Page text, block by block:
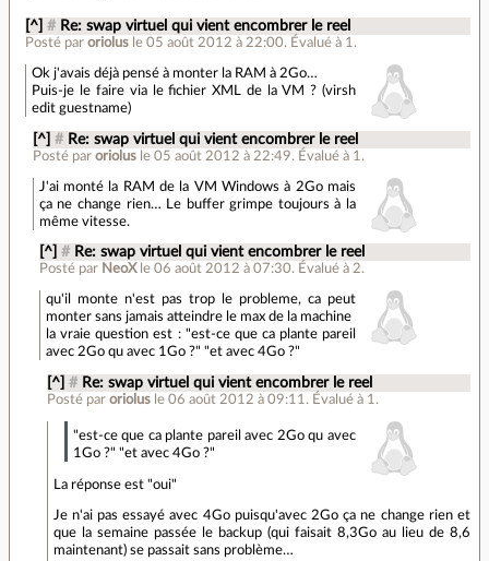
[^] # Re: swap virtuel qui vient encombrer le reel
Posté paroriolus le 05 août 2012 à 22:00. Évalué à 1 .
Ok j'avais déjà pensé à monter la RAM à 2Go…
Puis-je le faire via le fichier XML de la VM ? (virsh
edit guestname)
[^] # Re: swap virtuel qui vient encombrer le reel
Posté par oriolus le 05 août 2012 à 22:49. Évalué à 1 .
J'ai monté la RAM de la VM Windows à 2Go mais
ça ne change rien… Le buffer grimpe toujours à la
même vitesse.
[^] # Re: swap virtuel qui vient encombrer le reel
Posté par NeoX le 06 août 2012 à 07:30. Évalué à 2.
qu'il monte n'est pas trop le probleme, ca peut
monter sans jamais atteindre le max de la machine
la vraie question est : "est-ce que ca plante pareil
avec 2Go qu avec 1Go ?" "et avec 4Go ?"
[^] # Re: swap virtuel qui vient encombrer le reel
Posté par oriolus le 06 août 2012 à 09:11 . Évalué à 1 .
"est-ce que ca plante pareil avec 2Go qu avec
1Go ?" "et avec 4Go ?"
La réponse est "oui"
Je n'ai pas essayé avec 4Go puisqu'avec 2Go ça ne change rien et
que la semaine passée le backup (qui faisait 8,3Go au lieu de 8,6
maintenant) se passait sans problème…